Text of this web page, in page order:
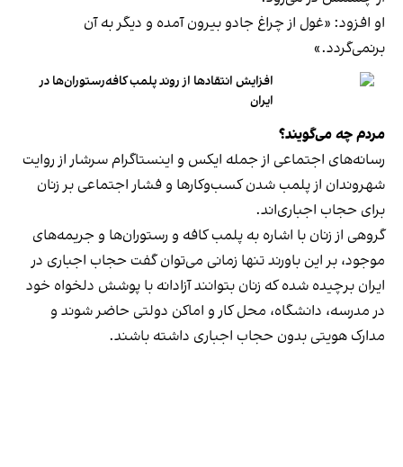
او افزود: «غول از چراغ جادو بیرون آمده و دیگر به آن
برنمی‎‌گردد.»
افزایش انتقادها از روند پلمب کافه‌رستوران‌ها در
ایران
مردم چه می‌گویند؟
رسانه‎‌های اجتماعی از جمله ایکس و اینستاگرام سرشار از روایت
شهروندان از پلمب شدن کسب‌وکارها و فشار اجتماعی بر زنان
برای حجاب اجباری‌اند.
گروهی از زنان با اشاره به پلمب کافه و رستوران‌ها و جریمه‌های
موجود، بر این باورند تنها زمانی می‌توان گفت حجاب اجباری در
ایران برچیده شده که زنان بتوانند آزادانه با پوشش دلخواه خود
در مدرسه، دانشگاه، محل کار و اماکن دولتی حاضر شوند و
مدارک هویتی بدون حجاب اجباری داشته باشند.